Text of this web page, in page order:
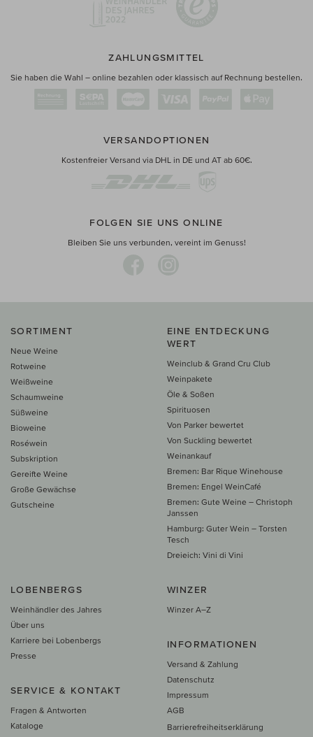
ZAHLUNGSMITTEL
Sie haben die Wahl – online bezahlen oder klassisch auf Rechnung bestellen.
VERSANDOPTIONEN
Kostenfreier Versand via DHL in DE und AT ab 60€.
FOLGEN SIE UNS ONLINE
Bleiben Sie uns verbunden, vereint im Genuss!
SORTIMENT
Neue Weine
Rotweine
Weißweine
Schaumweine
Süßweine
Bioweine
Roséwein
Subskription
Gereifte Weine
Große Gewächse
Gutscheine
EINE ENTDECKUNG
WERT
Weinclub & Grand Cru Club
Weinpakete
Öle & Soßen
Spirituosen
Von Parker bewertet
Von Suckling bewertet
Weinankauf
Bremen: Bar Rique Winehouse
Bremen: Engel WeinCafé
Bremen: Gute Weine – Christoph
Janssen
Hamburg: Guter Wein – Torsten
Tesch
Dreieich: Vini di Vini
LOBENBERGS
Weinhändler des Jahres
Über uns
Karriere bei Lobenbergs
Presse
SERVICE & KONTAKT
Fragen & Antworten
Kataloge
WINZER
Winzer A–Z
INFORMATIONEN
Versand & Zahlung
Datenschutz
Impressum
AGB
Barrierefreiheitserklärung